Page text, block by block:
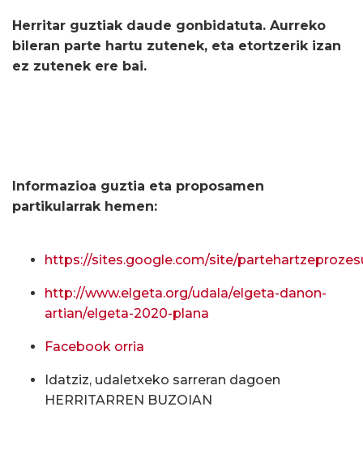
Herritar guztiak daude gonbidatuta. Aurreko
bileran parte hartu zutenek, eta etortzerik izan
ez zutenek ere bai.
Informazioa guztia eta proposamen
partikularrak hemen:
https://sites.google.com/site/
http://www.elgeta.org/udala/elgeta-danon-
artian/elgeta-2020-plana
Facebook orria
Idatziz, udaletxeko sarreran dagoen
HERRITARREN BUZOIAN